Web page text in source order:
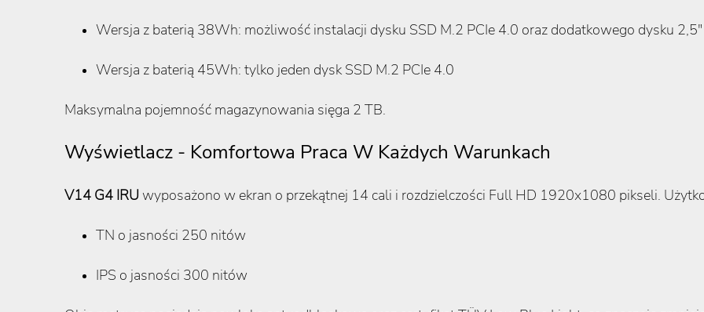
Wersja z baterią 38Wh: możliwość instalacji dysku SSD M.2 PCIe 4.0 oraz dodatkowego dysku
Wersja z baterią 45Wh: tylko jeden dysk SSD M.2 PCIe 4.0
Maksymalna pojemność magazynowania sięga 2 TB.
Wyświetlacz - Komfortowa Praca W Każdych Warunkach
V14 G4 IRU wyposażono w ekran o przekątnej 14 cali i rozdzielczości Full HD 1920x1080 pikseli.
TN o jasności 250 nitów
IPS o jasności 300 nitów